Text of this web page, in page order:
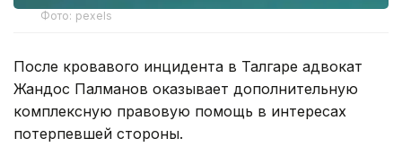
Фото: pexels
После кровавого инцидента в Талгаре адвокат
Жандос Палманов оказывает дополнительную
комплексную правовую помощь в интересах
потерпевшей стороны.